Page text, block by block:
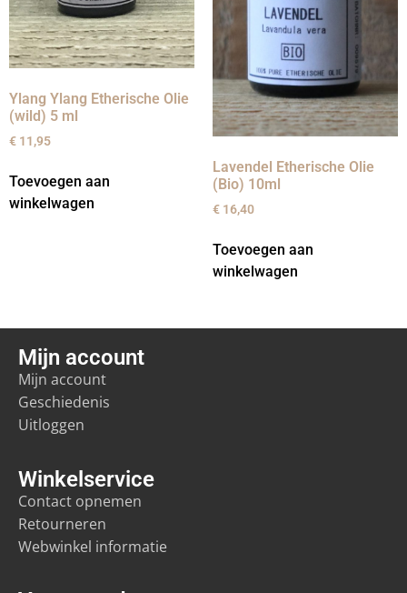
Ylang Ylang Etherische Olie
(wild) 5 ml
€ 11,95
Toevoegen aan
winkelwagen
Lavendel Etherische Olie
(Bio) 10ml
€ 16,40
Toevoegen aan
winkelwagen
Winkelservice
Contact opnemen
Retourneren
Webwinkel informatie
Mijn account
Mijn account
Geschiedenis
Uitloggen